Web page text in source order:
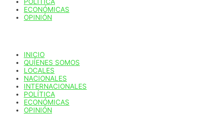
ECONÓMICAS
OPINIÓN
INICIO
QUÍENES SOMOS
LOCALES
NACIONALES
INTERNACIONALES
POLÍTICA
ECONÓMICAS
OPINIÓN